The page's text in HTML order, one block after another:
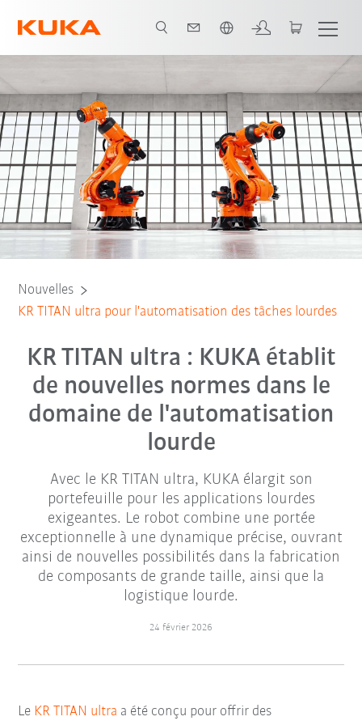
Nouvelles
KR TITAN ultra pour l'automatisation des tâches lourdes
KR TITAN ultra : KUKA établit
de nouvelles normes dans le
domaine de l'automatisation
lourde
Avec le KR TITAN ultra, KUKA élargit son
portefeuille pour les applications lourdes
exigeantes. Le robot combine une portée
exceptionnelle à une dynamique précise, ouvrant
ainsi de nouvelles possibilités dans la fabrication
de composants de grande taille, ainsi que la
logistique lourde.
24 février 2026
Le KR TITAN ultra a été conçu pour offrir des